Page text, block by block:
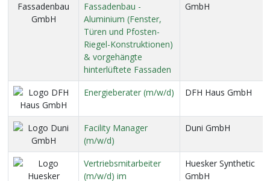
Fassadenbau -
Aluminium (Fenster,
Türen und Pfosten-
Riegel-Konstruktionen)
& vorgehängte
hinterlüftete Fassaden
GmbH
Energieberater (m/w/d) DFH Haus GmbH
Facility Manager
(m/w/d)
Duni GmbH
Vertriebsmitarbeiter
(m/w/d) im
Huesker Synthetic
GmbH